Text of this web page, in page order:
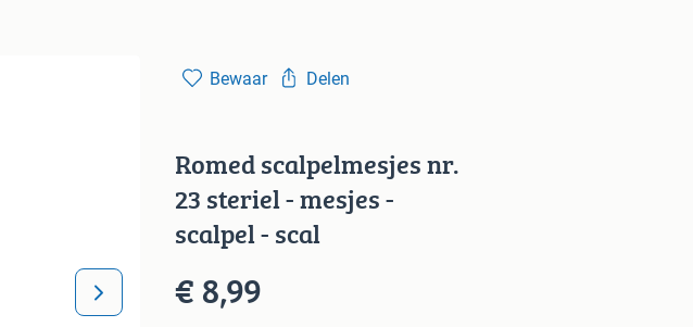
Bewaar Delen
Romed scalpelmesjes nr.
23 steriel - mesjes -
scalpel - scal
€ 8,99